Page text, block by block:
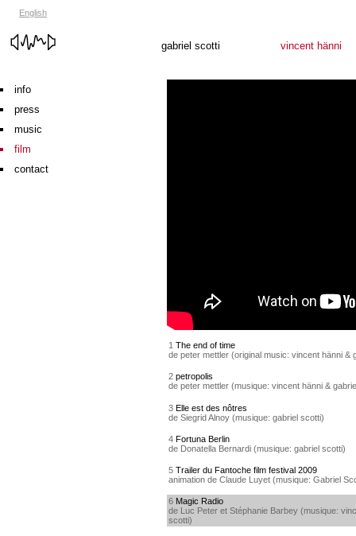
English
vincent hänni
gabriel scotti
info
press
music
film
contact
1 The end of time
de peter mettler (original music: vincent hänni &
2 petropolis
de peter mettler (musique: vincent hänni &
3 Elle est des nôtres
de Siegrid Alnoy (musique: gabriel scotti)
4 Fortuna Berlin
de Donatella Bernardi (musique: gabriel scotti)
5 Trailer du Fantoche film festival 2009
animation de Claude Luyet (musique: Gabriel
6 Magic Radio
de Luc Peter et Stéphanie Barbey (musique:
scotti)